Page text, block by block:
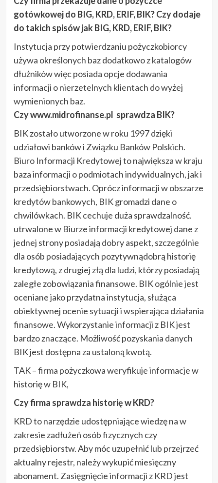
gotówkowej do BIG, KRD, ERIF, BIK? Czy dodaje
do takich spisów jak BIG, KRD, ERIF, BIK?
Instytucja przy potwierdzaniu pożyczkobiorcy
używa określonych baz dodatkowo z katalogów
dłużników więc posiada opcje dodawania
informacji o nierzetelnych klientach do wyżej
wymienionych baz.
Czy www.midrofinanse.pl sprawdza BIK?
BIK zostało utworzone w roku 1997 dzięki
udziałowi banków i Związku Banków Polskich.
Biuro Informacji Kredytowej to największa w kraju
baza informacji o podmiotach indywidualnych, jak i
przedsiębiorstwach. Oprócz informacji w obszarze
kredytów bankowych, BIK gromadzi dane o
chwilówkach. BIK cechuje duża sprawdzalność.
utrwalone w Biurze informacji kredytowej dane z
jednej strony posiadają dobry aspekt, szczególnie
dla osób posiadających pozytywnądobrą historię
kredytową, z drugiej złą dla ludzi, którzy posiadają
zaległe zobowiązania finansowe. BIK ogólnie jest
oceniane jako przydatna instytucja, służąca
obiektywnej ocenie sytuacji i wspierająca działania
finansowe. Wykorzystanie informacji z BIK jest
bardzo znaczące. Możliwość pozyskania danych
BIK jest dostępna za ustaloną kwotą.
TAK – firma pożyczkowa weryfikuje informacje w
historię w BIK,
Czy firma sprawdza historię w KRD?
KRD to narzędzie udostępniające wiedzę na w
zakresie zadłużeń osób fizycznych czy
przedsiębiorstw. Aby móc uzupełnić lub przejrzeć
aktualny rejestr, należy wykupić miesięczny
abonament. Zasięgnięcie informacji z KRD jest